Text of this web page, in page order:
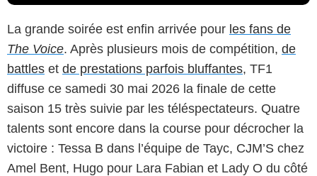
La grande soirée est enfin arrivée pour les fans de
The Voice. Après plusieurs mois de compétition, de
battles et de prestations parfois bluffantes, TF1
diffuse ce samedi 30 mai 2026 la finale de cette
saison 15 très suivie par les téléspectateurs. Quatre
talents sont encore dans la course pour décrocher la
victoire : Tessa B dans l’équipe de Tayc, CJM’S chez
Amel Bent, Hugo pour Lara Fabian et Lady O du côté